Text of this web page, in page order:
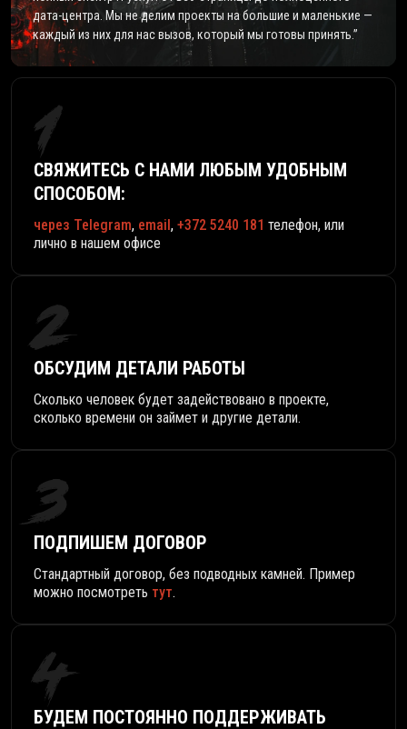
дата-центра. Мы не делим проекты на большие и маленькие —
каждый из них для нас вызов, который мы готовы принять.”
1
СВЯЖИТЕСЬ С НАМИ ЛЮБЫМ УДОБНЫМ
СПОСОБОМ:
через Telegram, email, +372 5240 181 телефон, или
лично в нашем офисе
2
ОБСУДИМ ДЕТАЛИ РАБОТЫ
Сколько человек будет задействовано в проекте,
сколько времени он займет и другие детали.
3
ПОДПИШЕМ ДОГОВОР
Стандартный договор, без подводных камней. Пример
можно посмотреть тут.
4
БУДЕМ ПОСТОЯННО ПОДДЕРЖИВАТЬ